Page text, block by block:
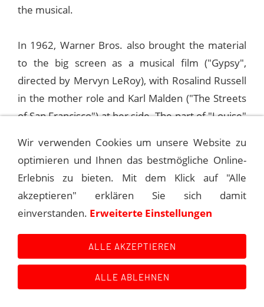
the musical.
In 1962, Warner Bros. also brought the material
to the big screen as a musical film ("Gypsy",
directed by Mervyn LeRoy), with Rosalind Russell
in the mother role and Karl Malden ("The Streets
of San Francisco") at her side. The part of "Louise"
Wallace this time alone.
In the meantime, some of the songs had also
found distribution beyond the musical, especially
through the album "Gypsy In Jazz" by jazz pianist
Teddy Wilson (1912-1986), on which a swinging
instrumental version of "All I Need Is The Girl" can
also be heard. Wilson had been part of the
Wir verwenden Cookies um unsere Website zu
optimieren und Ihnen das bestmögliche Online-
Erlebnis zu bieten. Mit dem Klick auf "Alle
akzeptieren" erklären Sie sich damit
einverstanden. Erweiterte Einstellungen
ALLE AKZEPTIEREN
ALLE ABLEHNEN